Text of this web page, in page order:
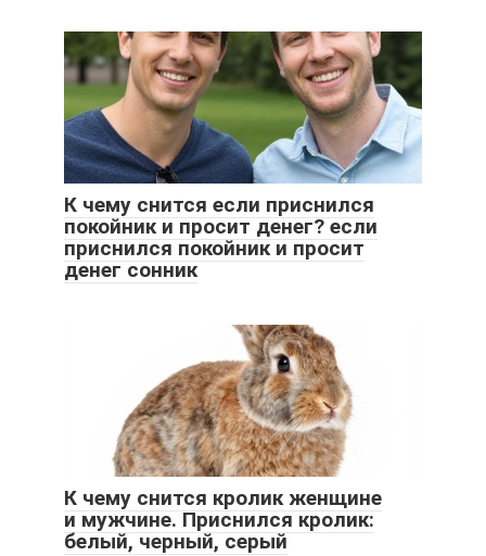
К чему снится если приснился
покойник и просит денег? если
приснился покойник и просит
денег сонник
К чему снится кролик женщине
и мужчине. Приснился кролик:
белый, черный, серый